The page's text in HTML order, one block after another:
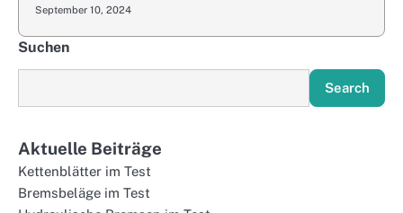
September 10, 2024
Suchen
Search
Aktuelle Beiträge
Kettenblätter im Test
Bremsbeläge im Test